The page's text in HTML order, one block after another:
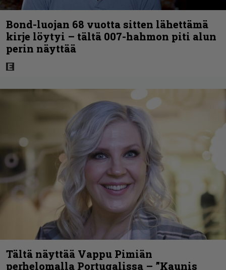
Bond-luojan 68 vuotta sitten lähettämä
kirje löytyi – tältä 007-hahmon piti alun
perin näyttää
Tältä näyttää Vappu Pimiän
perhelomalla Portugalissa – ”Kaunis